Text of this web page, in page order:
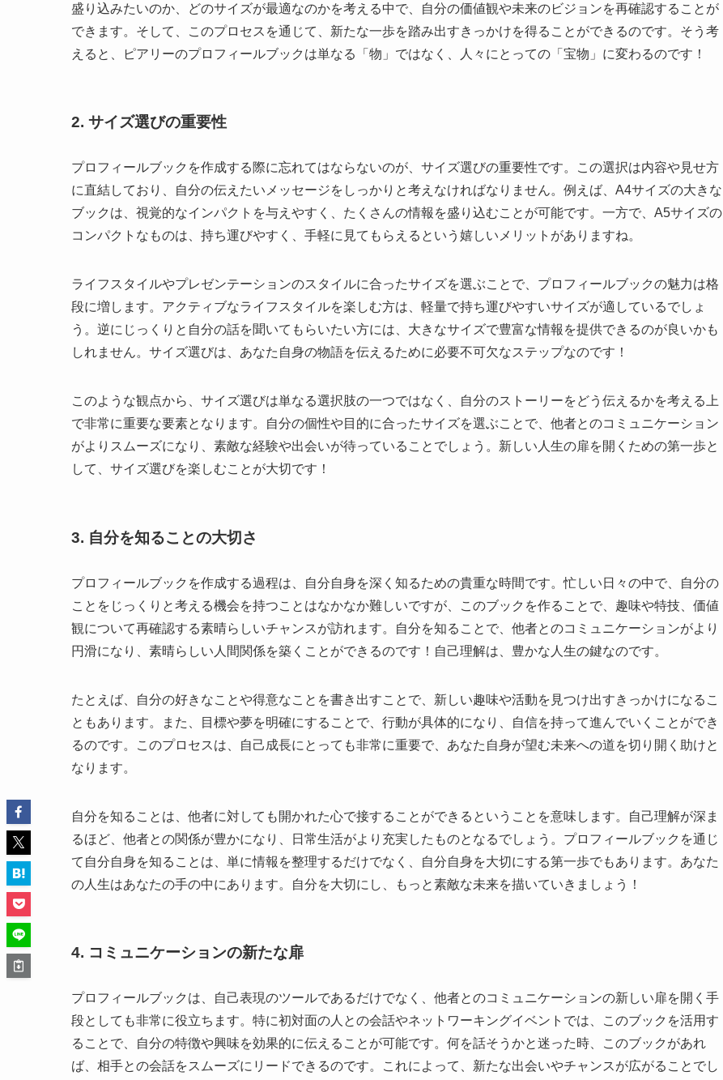
盛り込みたいのか、どのサイズが最適なのかを考える中で、自分の価値観や未来のビジョンを再確認することが
できます。そして、このプロセスを通じて、新たな一歩を踏み出すきっかけを得ることができるのです。そう考
えると、ピアリーのプロフィールブックは単なる「物」ではなく、人々にとっての「宝物」に変わるのです！
2. サイズ選びの重要性
プロフィールブックを作成する際に忘れてはならないのが、サイズ選びの重要性です。この選択は内容や見せ方
に直結しており、自分の伝えたいメッセージをしっかりと考えなければなりません。例えば、A4サイズの大きな
ブックは、視覚的なインパクトを与えやすく、たくさんの情報を盛り込むことが可能です。一方で、A5サイズの
コンパクトなものは、持ち運びやすく、手軽に見てもらえるという嬉しいメリットがありますね。
ライフスタイルやプレゼンテーションのスタイルに合ったサイズを選ぶことで、プロフィールブックの魅力は格
段に増します。アクティブなライフスタイルを楽しむ方は、軽量で持ち運びやすいサイズが適しているでしょ
う。逆にじっくりと自分の話を聞いてもらいたい方には、大きなサイズで豊富な情報を提供できるのが良いかも
しれません。サイズ選びは、あなた自身の物語を伝えるために必要不可欠なステップなのです！
このような観点から、サイズ選びは単なる選択肢の一つではなく、自分のストーリーをどう伝えるかを考える上
で非常に重要な要素となります。自分の個性や目的に合ったサイズを選ぶことで、他者とのコミュニケーション
がよりスムーズになり、素敵な経験や出会いが待っていることでしょう。新しい人生の扉を開くための第一歩と
して、サイズ選びを楽しむことが大切です！
3. 自分を知ることの大切さ
プロフィールブックを作成する過程は、自分自身を深く知るための貴重な時間です。忙しい日々の中で、自分の
ことをじっくりと考える機会を持つことはなかなか難しいですが、このブックを作ることで、趣味や特技、価値
観について再確認する素晴らしいチャンスが訪れます。自分を知ることで、他者とのコミュニケーションがより
円滑になり、素晴らしい人間関係を築くことができるのです！自己理解は、豊かな人生の鍵なのです。
たとえば、自分の好きなことや得意なことを書き出すことで、新しい趣味や活動を見つけ出すきっかけになるこ
ともあります。また、目標や夢を明確にすることで、行動が具体的になり、自信を持って進んでいくことができ
るのです。このプロセスは、自己成長にとっても非常に重要で、あなた自身が望む未来への道を切り開く助けと
なります。
自分を知ることは、他者に対しても開かれた心で接することができるということを意味します。自己理解が深ま
るほど、他者との関係が豊かになり、日常生活がより充実したものとなるでしょう。プロフィールブックを通じ
て自分自身を知ることは、単に情報を整理するだけでなく、自分自身を大切にする第一歩でもあります。あなた
の人生はあなたの手の中にあります。自分を大切にし、もっと素敵な未来を描いていきましょう！
4. コミュニケーションの新たな扉
プロフィールブックは、自己表現のツールであるだけでなく、他者とのコミュニケーションの新しい扉を開く手
段としても非常に役立ちます。特に初対面の人との会話やネットワーキングイベントでは、このブックを活用す
ることで、自分の特徴や興味を効果的に伝えることが可能です。何を話そうかと迷った時、このブックがあれ
ば、相手との会話をスムーズにリードできるのです。これによって、新たな出会いやチャンスが広がることでし